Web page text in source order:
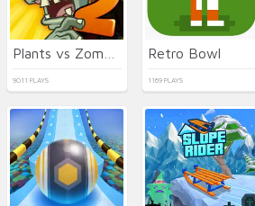
9011 PLAYS
Retro Bowl
1169 PLAYS